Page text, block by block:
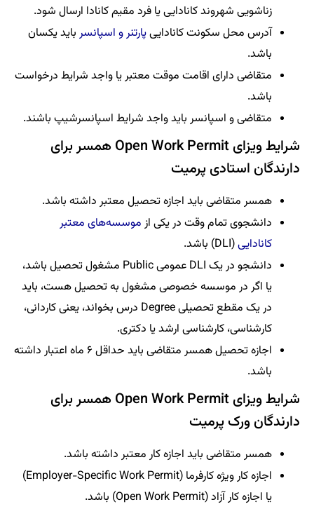
زناشویی شهروند کانادایی یا فرد مقیم کانادا ارسال شود.
آدرس محل سکونت کاناداییپارتنر و اسپانسر باید یکسان
باشد.
متقاضی دارای اقامت موقت معتبر یا واجد شرایط درخواست
باشد.
متقاضی و اسپانسر باید واجد شرایط اسپانسرشیپ باشند.
شرایط ویزای Open Work Permit همسر برای
دارندگان استادی پرمیت
همسر متقاضی باید اجازه تحصیل معتبر داشته باشد.
دانشجوی تمام وقت در یکی از موسسه‌های معتبر
کانادایی(DLI) باشد.
دانشجو در یک DLI عمومی Public مشغول تحصیل باشد،
یا اگر در موسسه خصوصی مشغول به تحصیل هست، باید
در یک مقطع تحصیلی Degree درس بخواند، یعنی کاردانی،
کارشناسی، کارشناسی ارشد یا دکتری.
اجازه تحصیل همسر متقاضی باید حداقل ۶ ماه اعتبار داشته
باشد.
شرایط ویزای Open Work Permit همسر برای
دارندگان ورک پرمیت
همسر متقاضی باید اجازه کار معتبر داشته باشد.
اجازه کار ویژه کارفرما (Employer-Specific Work Permit)
یا اجازه کار آزاد (Open Work Permit) باشد.